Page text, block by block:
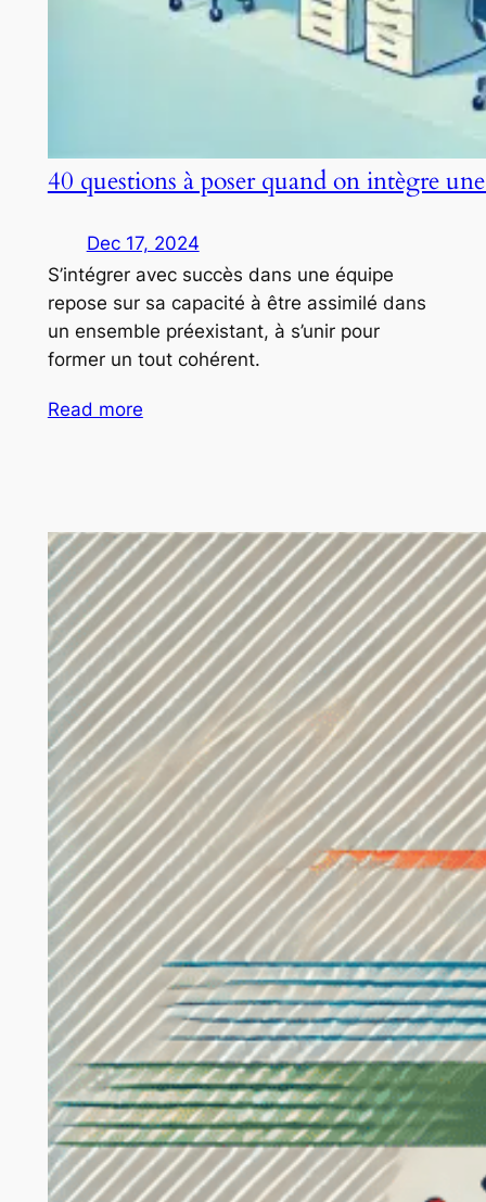
40 questions à poser quand on intègre
Dec 17, 2024
S’intégrer avec succès dans une équipe
repose sur sa capacité à être assimilé dans
un ensemble préexistant, à s’unir pour
former un tout cohérent.
Read more